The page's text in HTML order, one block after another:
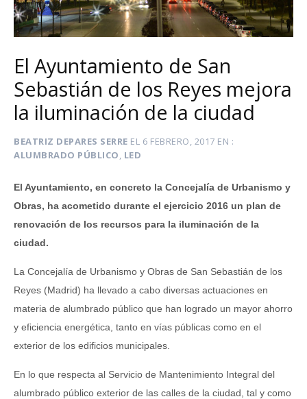
El Ayuntamiento de San
Sebastián de los Reyes mejora
la iluminación de la ciudad
BEATRIZ DEPARES SERRE EL 6 FEBRERO, 2017 EN
ALUMBRADO PÚBLICO, LED
El Ayuntamiento, en concreto la Concejalía de Urbanismo y
Obras, ha acometido durante el ejercicio 2016 un plan de
renovación de los recursos para la iluminación de la
ciudad.
La Concejalía de Urbanismo y Obras de San Sebastián de los
Reyes (Madrid) ha llevado a cabo diversas actuaciones en
materia de alumbrado público que han logrado un mayor ahorro
y eficiencia energética, tanto en vías públicas como en el
exterior de los edificios municipales.
En lo que respecta al Servicio de Mantenimiento Integral del
alumbrado público exterior de las calles de la ciudad, tal y como